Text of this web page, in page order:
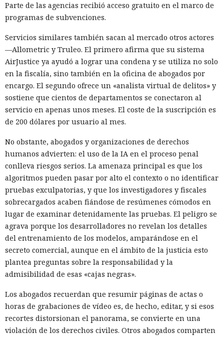
Parte de las agencias recibió acceso gratuito en el marco de
programas de subvenciones.
Servicios similares también sacan al mercado otros actores
—Allometric y Truleo. El primero afirma que su sistema
AirJustice ya ayudó a lograr una condena y se utiliza no solo
en la fiscalía, sino también en la oficina de abogados por
encargo. El segundo ofrece un «analista virtual de delitos» y
sostiene que cientos de departamentos se conectaron al
servicio en apenas unos meses. El coste de la suscripción es
de 200 dólares por usuario al mes.
No obstante, abogados y organizaciones de derechos
humanos advierten: el uso de la IA en el proceso penal
conlleva riesgos serios. La amenaza principal es que los
algoritmos pueden pasar por alto el contexto o no identificar
pruebas exculpatorias, y que los investigadores y fiscales
sobrecargados acaben fiándose de resúmenes cómodos en
lugar de examinar detenidamente las pruebas. El peligro se
agrava porque los desarrolladores no revelan los detalles
del entrenamiento de los modelos, amparándose en el
secreto comercial, aunque en el ámbito de la justicia esto
plantea preguntas sobre la responsabilidad y la
admisibilidad de esas «cajas negras».
Los abogados recuerdan que resumir páginas de actas o
horas de grabaciones de vídeo es, de hecho, editar, y si esos
recortes distorsionan el panorama, se convierte en una
violación de los derechos civiles. Otros abogados comparten